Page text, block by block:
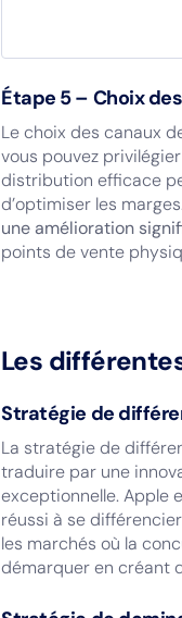
Étape 5 – Choix
Le choix des canaux
vous pouvez
distribution efficace
d’optimiser les
une amélioration
points de vente
Les
Stratégie de
La stratégie de
traduire par une
exceptionnelle. Apple
réussi à se
les marchés où la
démarquer en créant